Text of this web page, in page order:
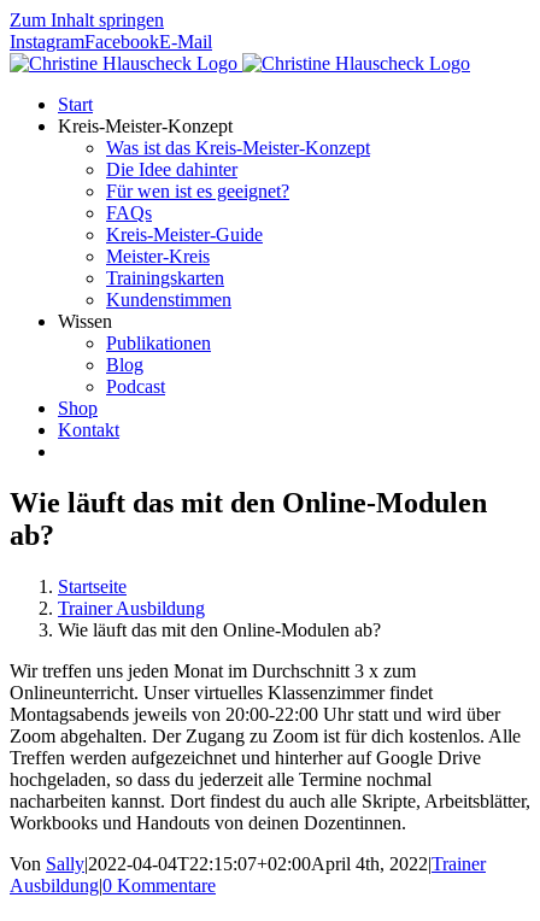
Zum Inhalt springen
InstagramFacebookE-Mail
Start
Kreis-Meister-Konzept
Was ist das Kreis-Meister-Konzept
Die Idee dahinter
Für wen ist es geeignet?
FAQs
Kreis-Meister-Guide
Meister-Kreis
Trainingskarten
Kundenstimmen
Wissen
Publikationen
Blog
Podcast
Shop
Kontakt
Wie läuft das mit den Online-Modulen
ab?
Startseite
Trainer Ausbildung
Wie läuft das mit den Online-Modulen ab?
Wir treffen uns jeden Monat im Durchschnitt 3 x zum
Onlineunterricht. Unser virtuelles Klassenzimmer findet
Montagsabends jeweils von 20:00-22:00 Uhr statt und wird über
Zoom abgehalten. Der Zugang zu Zoom ist für dich kostenlos. Alle
Treffen werden aufgezeichnet und hinterher auf Google Drive
hochgeladen, so dass du jederzeit alle Termine nochmal
nacharbeiten kannst. Dort findest du auch alle Skripte, Arbeitsblätter,
Workbooks und Handouts von deinen Dozentinnen.
Von Sally|2022-04-04T22:15:07+02:00April 4th, 2022|Trainer
Ausbildung|0 Kommentare